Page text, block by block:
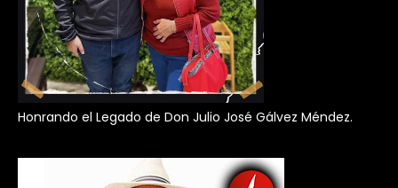
Honrando el Legado de Don Julio José Gálvez Méndez.